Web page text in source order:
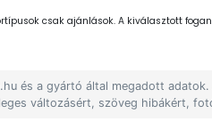
csak ajánlások. A kiválasztott
és a gyártó által megadott
változásért, szöveg hibákért,